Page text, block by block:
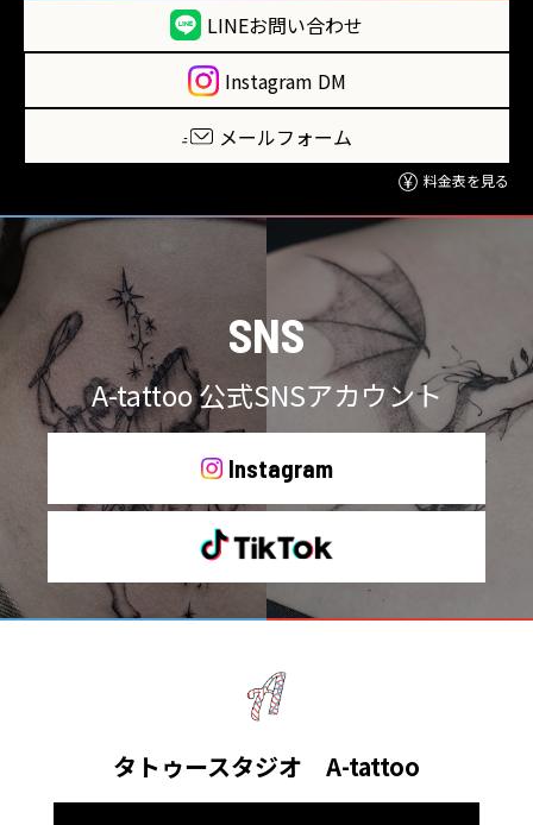
LINEお問い合わせ
Instagram DM
メールフォーム
料金表を見る
SNS
A-tattoo 公式SNSアカウント
Instagram
タトゥースタジオ A-tattoo